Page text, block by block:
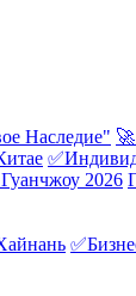
Наследие"
2026